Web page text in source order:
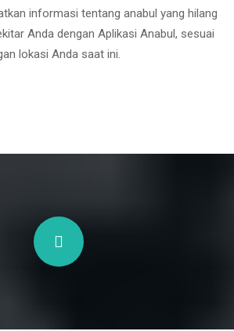
informasi tentang anabul yang hilang
Anda dengan Aplikasi Anabul, sesuai
lokasi Anda saat ini.